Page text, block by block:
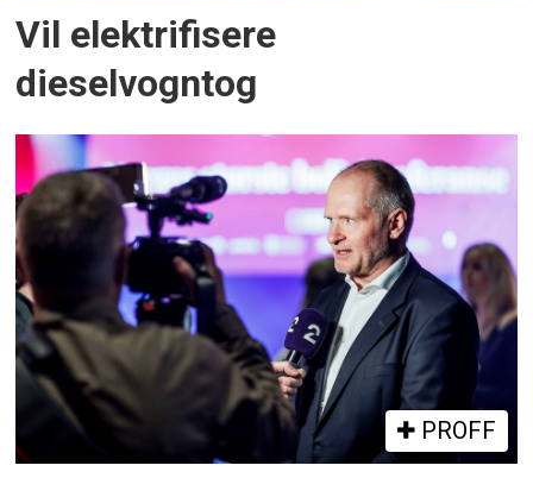
Vil elektrifisere
dieselvogntog
PROFF